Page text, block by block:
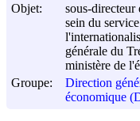
Objet:
sous-directeur
sein du
générale du
ministère de
Groupe:
Direction
économique